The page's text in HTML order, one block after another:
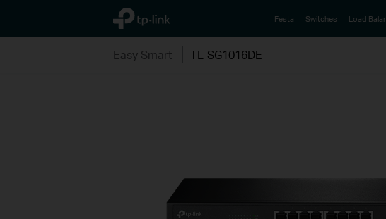
TP-Link, Reliably Smart Festa Switches Load
Easy Smart TL-SG1016DE